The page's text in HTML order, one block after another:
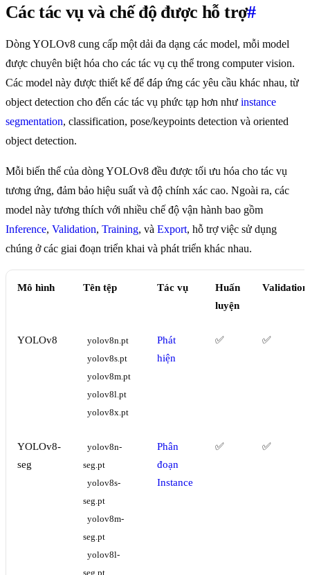
Các tác vụ và chế độ được hỗ trợ#
Dòng YOLOv8 cung cấp một dải đa dạng các model, mỗi model
được chuyên biệt hóa cho các tác vụ cụ thể trong computer vision.
Các model này được thiết kế để đáp ứng các yêu cầu khác nhau, từ
object detection cho đến các tác vụ phức tạp hơn như instance
segmentation, classification, pose/keypoints detection và oriented
object detection.
Mỗi biến thể của dòng YOLOv8 đều được tối ưu hóa cho tác vụ
tương ứng, đảm bảo hiệu suất và độ chính xác cao. Ngoài ra, các
model này tương thích với nhiều chế độ vận hành bao gồm
Inference, Validation, Training, và Export, hỗ trợ việc sử dụng
chúng ở các giai đoạn triển khai và phát triển khác nhau.
Mô hình Tên tệp Tác vụ
Huấn
luyện
Validation
YOLOv8
yolov8n.pt
yolov8s.pt
yolov8m.pt
yolov8l.pt
yolov8x.pt
Phát
hiện
✅ ✅
YOLOv8-
seg
yolov8n-
seg.pt
yolov8s-
seg.pt
yolov8m-
seg.pt
yolov8l-
seg.pt
Phân
đoạn
Instance
✅ ✅